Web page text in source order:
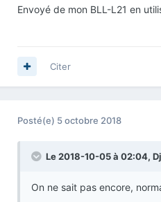
Envoyé de mon BLL-L21 en
Citer
Posté(e) 5 octobre 2018
Le 2018-10-05 à 02:04,
On ne sait pas encore,